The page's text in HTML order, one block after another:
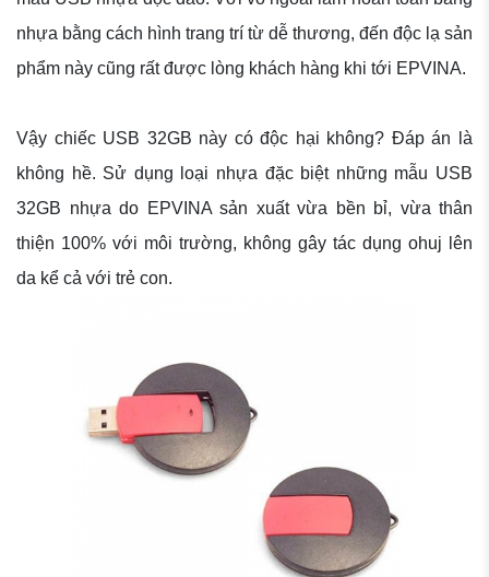
nhựa bằng cách hình trang trí từ dễ thương, đến độc lạ sản
phẩm này cũng rất được lòng khách hàng khi tới EPVINA.
Vậy chiếc USB 32GB này có độc hại không? Đáp án là
không hề. Sử dụng loại nhựa đặc biệt những mẫu USB
32GB nhựa do EPVINA sản xuất vừa bền bỉ, vừa thân
thiện 100% với môi trường, không gây tác dụng ohuj lên
da kể cả với trẻ con.